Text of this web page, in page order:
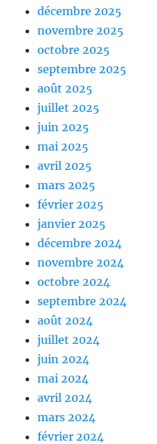
décembre 2025
novembre 2025
octobre 2025
septembre 2025
août 2025
juillet 2025
juin 2025
mai 2025
avril 2025
mars 2025
février 2025
janvier 2025
décembre 2024
novembre 2024
octobre 2024
septembre 2024
août 2024
juillet 2024
juin 2024
mai 2024
avril 2024
mars 2024
février 2024